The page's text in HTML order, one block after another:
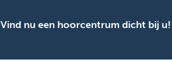
Vind nu een hoorcentrum dicht bij u!